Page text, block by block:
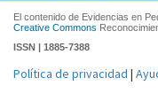
El contenido de Evidencias en
Creative Commons
ISSN | 1885-7388
Política de privacidad |